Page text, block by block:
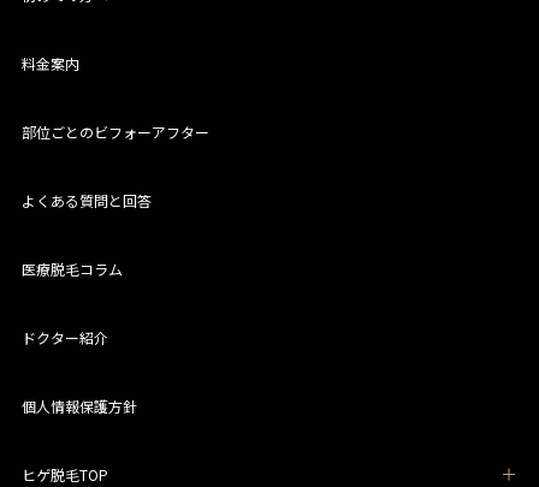
料金案内
部位ごとのビフォーアフター
よくある質問と回答
医療脱毛コラム
ドクター紹介
個人情報保護方針
ヒゲ脱毛TOP